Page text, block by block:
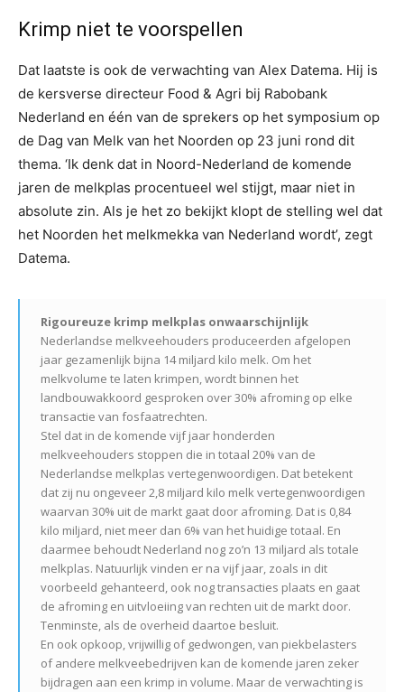
Krimp niet te voorspellen
Dat laatste is ook de verwachting van Alex Datema. Hij is
de kersverse directeur Food & Agri bij Rabobank
Nederland en één van de sprekers op het symposium op
de Dag van Melk van het Noorden op 23 juni rond dit
thema. ‘Ik denk dat in Noord-Nederland de komende
jaren de melkplas procentueel wel stijgt, maar niet in
absolute zin. Als je het zo bekijkt klopt de stelling wel dat
het Noorden het melkmekka van Nederland wordt’, zegt
Datema.
Rigoureuze krimp melkplas onwaarschijnlijk
Nederlandse melkveehouders produceerden afgelopen
jaar gezamenlijk bijna 14 miljard kilo melk. Om het
melkvolume te laten krimpen, wordt binnen het
landbouwakkoord gesproken over 30% afroming op elke
transactie van fosfaatrechten.
Stel dat in de komende vijf jaar honderden
melkveehouders stoppen die in totaal 20% van de
Nederlandse melkplas vertegenwoordigen. Dat betekent
dat zij nu ongeveer 2,8 miljard kilo melk vertegenwoordigen
waarvan 30% uit de markt gaat door afroming. Dat is 0,84
kilo miljard, niet meer dan 6% van het huidige totaal. En
daarmee behoudt Nederland nog zo’n 13 miljard als totale
melkplas. Natuurlijk vinden er na vijf jaar, zoals in dit
voorbeeld gehanteerd, ook nog transacties plaats en gaat
de afroming en uitvloeiing van rechten uit de markt door.
Tenminste, als de overheid daartoe besluit.
En ook opkoop, vrijwillig of gedwongen, van piekbelasters
of andere melkveebedrijven kan de komende jaren zeker
bijdragen aan een krimp in volume. Maar de verwachting is